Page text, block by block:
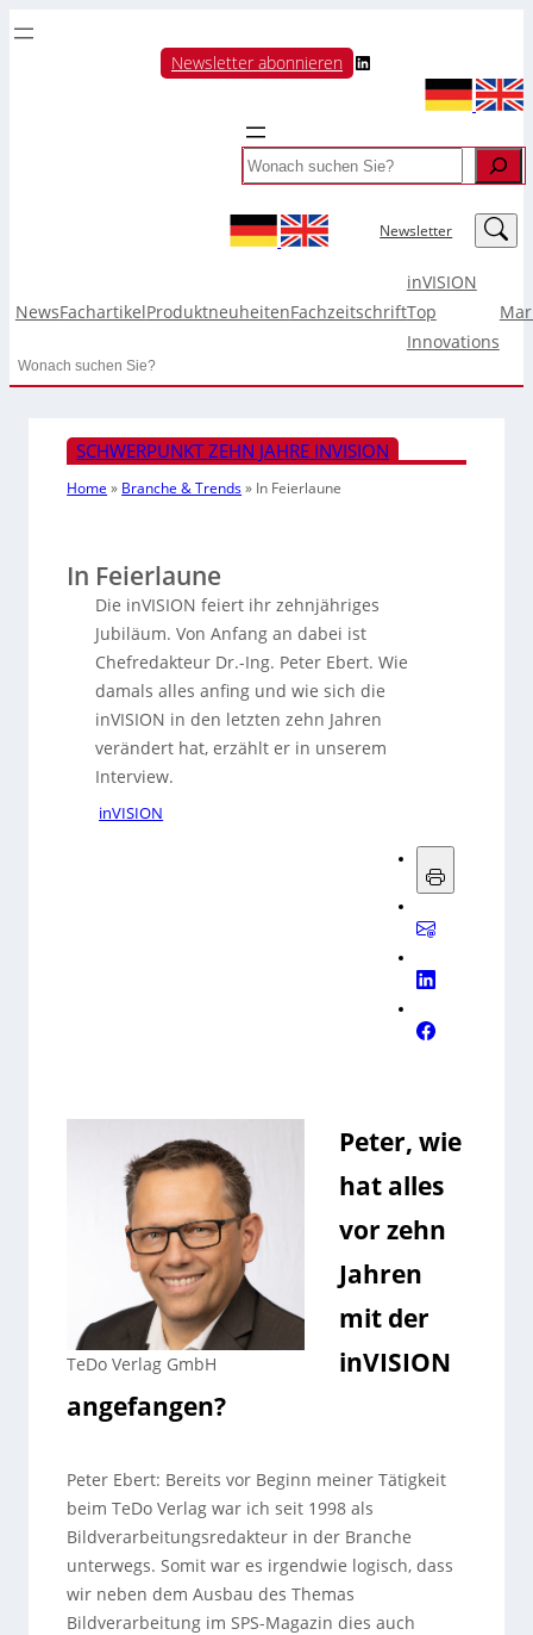
Newsletter abonnieren LinkedIn
Search
Newsletter LinkedIn
NewsFachartikelProduktneuheitenFachzeitschrift
inVISION
Top
Innovations
Search
SCHWERPUNKT ZEHN JAHRE INVISION
Home » Branche & Trends» In Feierlaune
In Feierlaune
Die inVISION feiert ihr zehnjähriges
Jubiläum. Von Anfang an dabei ist
Chefredakteur Dr.-Ing. Peter Ebert. Wie
damals alles anfing und wie sich die
inVISION in den letzten zehn Jahren
verändert hat, erzählt er in unserem
Interview.
inVISION
TeDo Verlag GmbH
Peter, wie
hat alles
vor zehn
Jahren
mit der
inVISION
angefangen?
Peter Ebert: Bereits vor Beginn meiner Tätigkeit
beim TeDo Verlag war ich seit 1998 als
Bildverarbeitungsredakteur in der Branche
unterwegs. Somit war es irgendwie logisch, dass
wir neben dem Ausbau des Themas
Bildverarbeitung im SPS-Magazin dies auch